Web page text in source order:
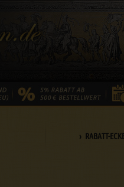
› RABATT-